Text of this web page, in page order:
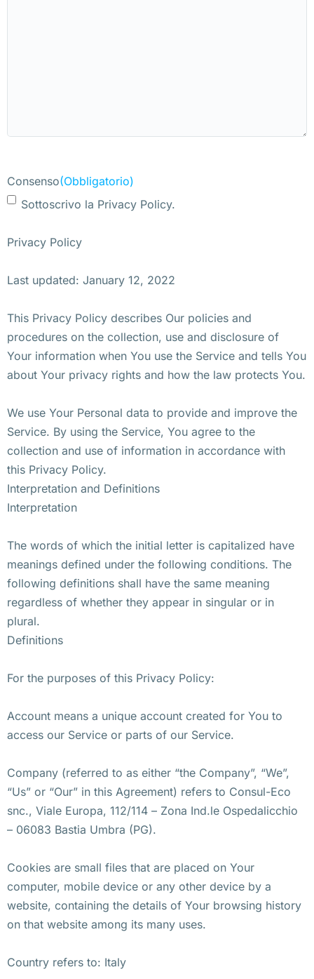
Consenso(Obbligatorio)
Sottoscrivo la Privacy Policy.
Privacy Policy
Last updated: January 12, 2022
This Privacy Policy describes Our policies and
procedures on the collection, use and disclosure of
Your information when You use the Service and tells You
about Your privacy rights and how the law protects You.
We use Your Personal data to provide and improve the
Service. By using the Service, You agree to the
collection and use of information in accordance with
this Privacy Policy.
Interpretation and Definitions
Interpretation
The words of which the initial letter is capitalized have
meanings defined under the following conditions. The
following definitions shall have the same meaning
regardless of whether they appear in singular or in
plural.
Definitions
For the purposes of this Privacy Policy:
Account means a unique account created for You to
access our Service or parts of our Service.
Company (referred to as either “the Company”, “We”,
“Us” or “Our” in this Agreement) refers to Consul-Eco
snc., Viale Europa, 112/114 – Zona Ind.le Ospedalicchio
– 06083 Bastia Umbra (PG).
Cookies are small files that are placed on Your
computer, mobile device or any other device by a
website, containing the details of Your browsing history
on that website among its many uses.
Country refers to: Italy